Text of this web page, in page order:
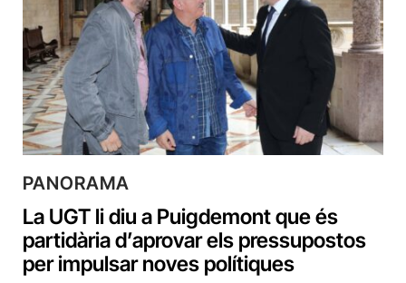
PANORAMA
La UGT li diu a Puigdemont que és
partidària d’aprovar els pressupostos
per impulsar noves polítiques